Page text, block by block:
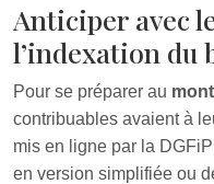
Anticiper avec
l’indexation du
Pour se préparer au
contribuables avaient à
mis en ligne par la
en version simplifiée ou